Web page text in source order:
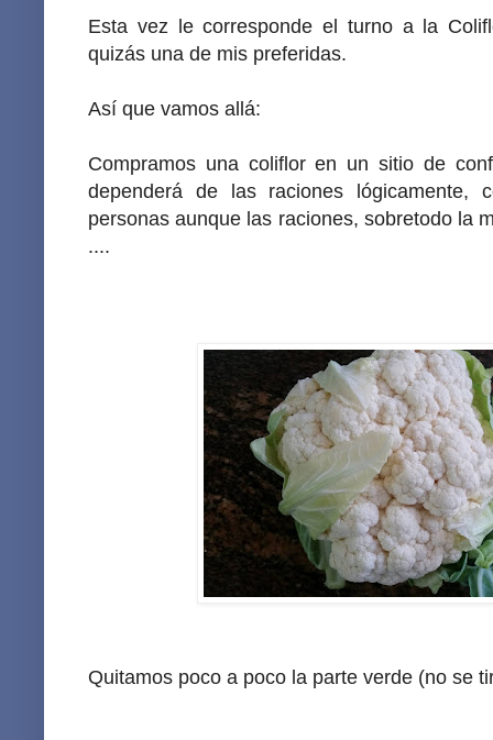
Esta vez le corresponde el turno a la
quizás una de mis preferidas.
Así que vamos allá:
Compramos una coliflor en un sitio de
dependerá de las raciones
personas aunque las raciones, sobretodo la
....
Quitamos poco a poco la parte verde (no se